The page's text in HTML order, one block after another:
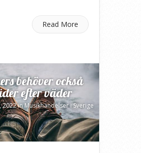
Read More
behöver också
efter väder
2022 inMusikhändelser i Sverige